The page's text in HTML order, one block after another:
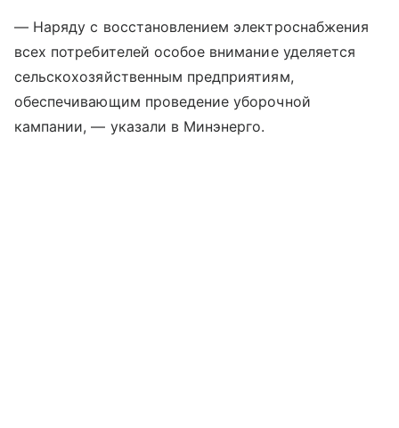
— Наряду с восстановлением электроснабжения
всех потребителей особое внимание уделяется
сельскохозяйственным предприятиям,
обеспечивающим проведение уборочной
кампании, — указали в Минэнерго.